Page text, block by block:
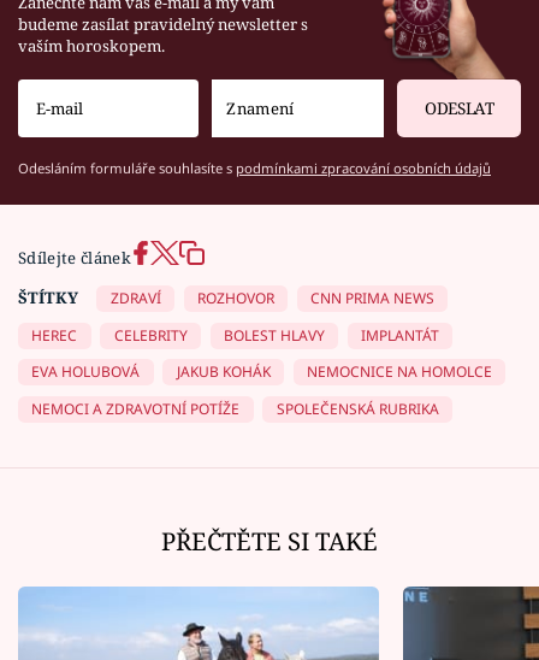
budeme zasílat pravidelný newsletter s
vaším horoskopem.
ODESLAT
Odesláním formuláře souhlasíte s podmínkami zpracování osobních údajů
Sdílejte článek
ŠTÍTKY
ZDRAVÍ ROZHOVOR
CNN PRIMA NEWS
HEREC
CELEBRITY BOLEST HLAVY
IMPLANTÁT
EVA HOLUBOVÁ
JAKUB KOHÁK
NEMOCNICE NA HOMOLCE
NEMOCI A ZDRAVOTNÍ POTÍŽE
SPOLEČENSKÁ RUBRIKA
PŘEČTĚTE SI TAKÉ